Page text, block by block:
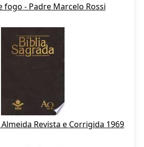
fogo - Padre Marcelo Rossi
Revista e Corrigida 1969